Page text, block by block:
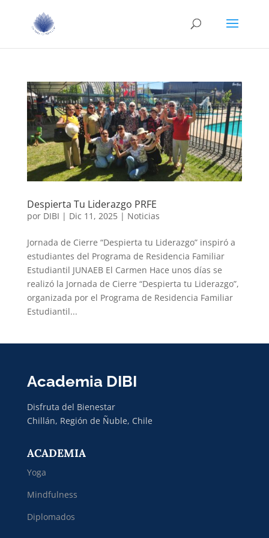
Despierta Tu Liderazgo PRFE
por DIBI | Dic 11, 2025| Noticias
Jornada de Cierre “Despierta tu Liderazgo” inspiró a
estudiantes del Programa de Residencia Familiar
Estudiantil JUNAEB El Carmen Hace unos días se
realizó la Jornada de Cierre “Despierta tu Liderazgo”,
organizada por el Programa de Residencia Familiar
Estudiantil...
Academia DIBI
Disfruta del Bienestar
Chillán, Región de Ñuble, Chile
ACADEMIA
Yoga
Mindfulness
Diplomados